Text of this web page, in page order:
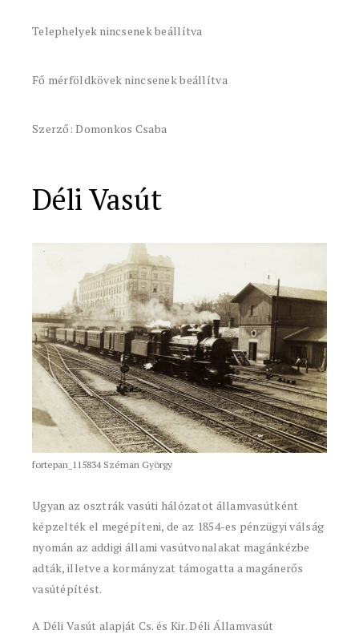
Telephelyek nincsenek beállítva
Fő mérföldkövek nincsenek beállítva
Szerző: Domonkos Csaba
Déli Vasút
fortepan_115834 Széman György
Ugyan az osztrák vasúti hálózatot államvasútként
képzelték el megépíteni, de az 1854-es pénzügyi válság
nyomán az addigi állami vasútvonalakat magánkézbe
adták, illetve a kormányzat támogatta a magánerős
vasútépítést.
A Déli Vasút alapját Cs. és Kir. Déli Államvasút